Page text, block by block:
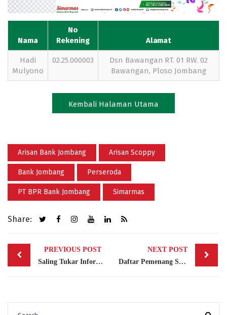
Nama
No
Rekening
Alamat
Hadi
Mulyono
02.25.000003
Dsn Bawangan RT. 01 RW. 02
Bawangan, Ploso Jombang
Kembali Halaman Utama
Arisan Bank Jombang Arisan Scoppy
Bank Jombang Perseroda
PT BPR Bank Jombang Simarmas
Share:
Post
navigation
PREVIOUS POST
Saling Tukar Informasi, PT. BPR Bank Jombang Perseroda Terima Kunjungan dari PD BPR Bank Jogja Kota Yogyakarta
NEXT POST
Daftar Pemenang Simarmas 300 Periode 16